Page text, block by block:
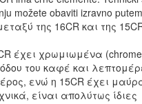
možete obaviti izravno
της 16CR και της
έχει χρωμιωμένα
του καφέ και
ενώ η 15CR έχει
είναι απολύτως ίδιες